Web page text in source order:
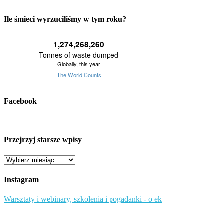
Ile śmieci wyrzuciliśmy w tym roku?
Facebook
Przejrzyj starsze wpisy
Przejrzyj
wpisy
Instagram
Warsztaty i webinary, szkolenia i pogadanki - o ek